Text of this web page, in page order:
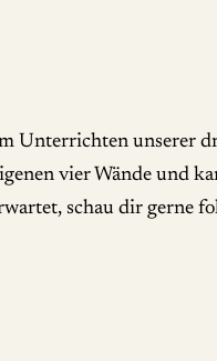
Unterrichten unserer
vier Wände und
schau dir gerne